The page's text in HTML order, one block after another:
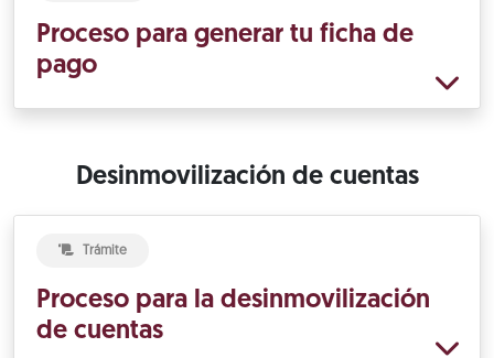
Proceso para generar tu ficha de
pago
Desinmovilización de cuentas
Trámite
Proceso para la desinmovilización
de cuentas